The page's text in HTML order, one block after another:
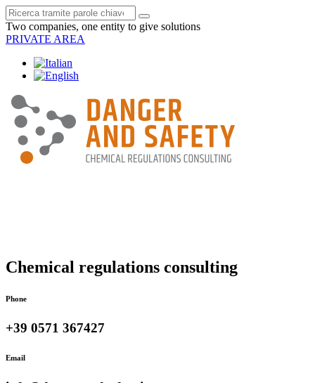
Two companies, one entity to give solutions
PRIVATE AREA
Chemical regulations consulting
Phone
+39 0571 367427
Email